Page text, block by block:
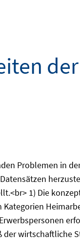
der
Problemen in
1) Die
wirtschaftliche